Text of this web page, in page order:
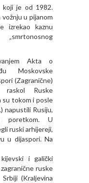
koji je od 1982.
u pijanom
izrekao kaznu
Akta o
Moskovske
(Zagranične)
raskol Ruske
su tokom i posle
napustili Rusiju,
poretkom. U
ruski arhijereji,
u dijaspori. Na
i galički
ruske
(Kraljevina